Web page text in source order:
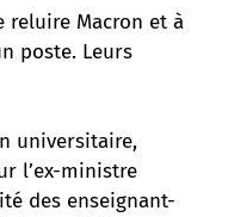
reluire Macron et à
poste. Leurs
universitaire,
l’ex-ministre
des enseignant-